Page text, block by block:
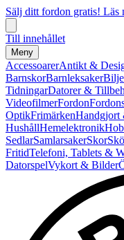
Sälj ditt fordon gratis! Läs
Till innehållet
Meny
AccessoarerAntikt &
BarnskorBarnleksaker
TidningarDatorer &
VideofilmerFordon
OptikFrimärkenHandgjort
HushållHemelektronik
SedlarSamlarsakerSkor
FritidTelefoni, Tablets &
DatorspelVykort & Bilder